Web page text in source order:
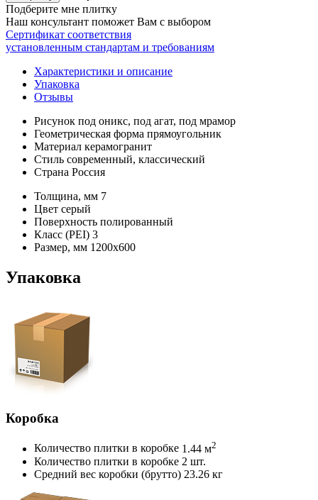
Подберите мне плитку
Наш консультант поможет Вам с выбором
Сертификат соответствия
установленным стандартам и требованиям
Характеристики и описание
Упаковка
Отзывы
Рисунок под оникс, под агат, под мрамор
Геометрическая форма прямоугольник
Материал керамогранит
Стиль современный, классический
Страна Россия
Толщина, мм 7
Цвет серый
Поверхность полированный
Класс (PEI) 3
Размер, мм 1200х600
Упаковка
Коробка
Количество плитки в коробке 1.44 м2
Количество плитки в коробке 2 шт.
Средний вес коробки (брутто) 23.26 кг